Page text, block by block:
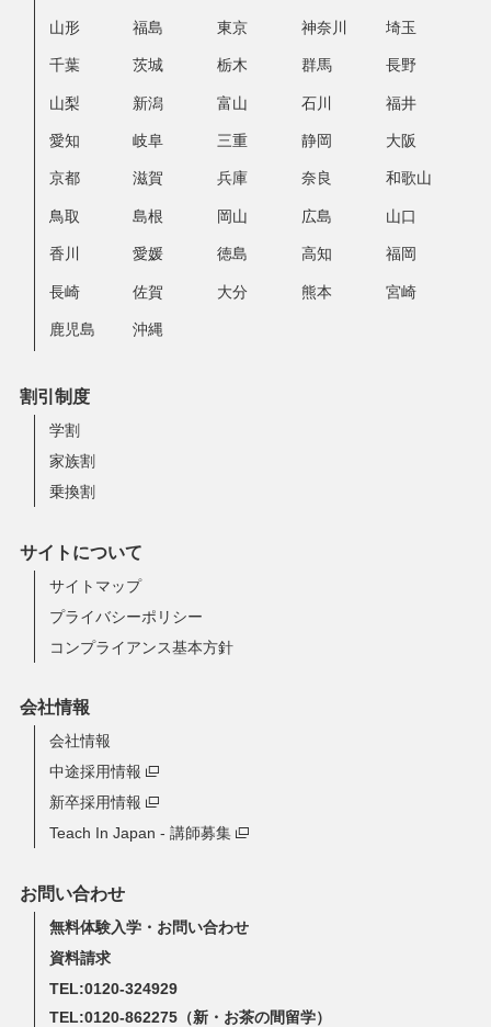
山形 福島 東京 神奈川 埼玉
千葉 茨城 栃木 群馬 長野
山梨 新潟 富山 石川 福井
愛知 岐阜 三重 静岡 大阪
京都 滋賀 兵庫 奈良 和歌山
鳥取 島根 岡山 広島 山口
香川 愛媛 徳島 高知 福岡
長崎 佐賀 大分 熊本 宮崎
鹿児島 沖縄
割引制度
学割
家族割
乗換割
サイトについて
サイトマップ
プライバシーポリシー
コンプライアンス基本方針
会社情報
会社情報
中途採用情報
新卒採用情報
Teach In Japan - 講師募集
お問い合わせ
無料体験入学・お問い合わせ
資料請求
TEL:0120-324929
TEL:0120-862275（新・お茶の間留学）